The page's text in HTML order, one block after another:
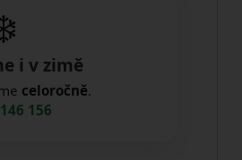
i v zimě
celoročně.
156